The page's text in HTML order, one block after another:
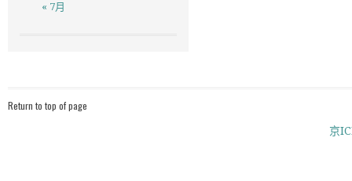
« 7月
Return to top of page
京